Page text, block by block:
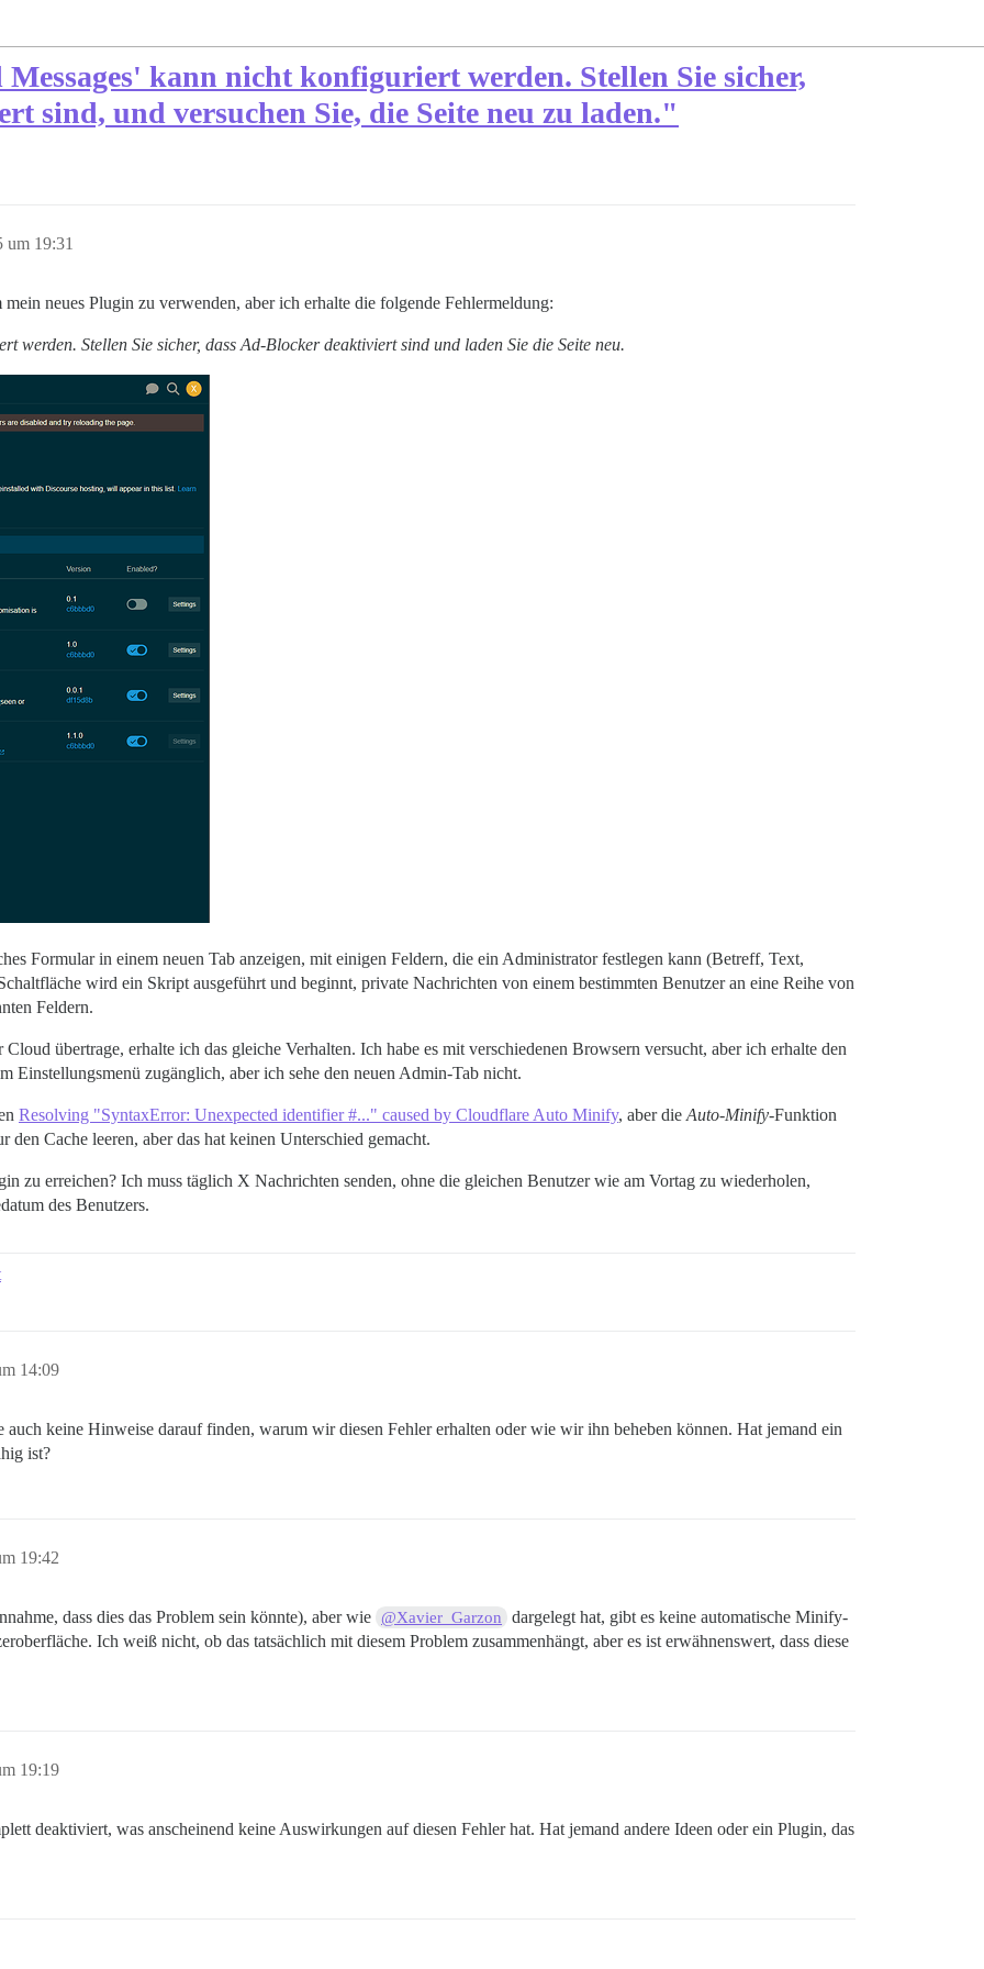
kann nicht konfiguriert werden. Stellen Sie sicher,
sind, und versuchen Sie, die Seite neu zu laden."
um 19:31
neues Plugin zu verwenden, aber ich erhalte die folgende Fehlermeldung:
werden. Stellen Sie sicher, dass Ad-Blocker deaktiviert sind und laden Sie die Seite neu.
Formular in einem neuen Tab anzeigen, mit einigen Feldern, die ein Administrator festlegen kann (Betreff, Text,
wird ein Skript ausgeführt und beginnt, private Nachrichten von einem bestimmten Benutzer an eine Reihe von
Feldern.
übertrage, erhalte ich das gleiche Verhalten. Ich habe es mit verschiedenen Browsern versucht, aber ich erhalte den
zugänglich, aber ich sehe den neuen Admin-Tab nicht.
Resolving "SyntaxError: Unexpected identifier #..." caused by Cloudflare Auto Minify, aber die Auto-Minify-Funktion
Cache leeren, aber das hat keinen Unterschied gemacht.
zu erreichen? Ich muss täglich X Nachrichten senden, ohne die gleichen Benutzer wie am Vortag zu wiederholen,
des Benutzers.
14:09
auch keine Hinweise darauf finden, warum wir diesen Fehler erhalten oder wie wir ihn beheben können. Hat jemand ein
ist?
19:42
dass dies das Problem sein könnte), aber wie @Xavier_Garzon
dargelegt hat, gibt es keine automatische Minify-
Ich weiß nicht, ob das tatsächlich mit diesem Problem zusammenhängt, aber es ist erwähnenswert, dass diese
19:19
deaktiviert, was anscheinend keine Auswirkungen auf diesen Fehler hat. Hat jemand andere Ideen oder ein Plugin, das